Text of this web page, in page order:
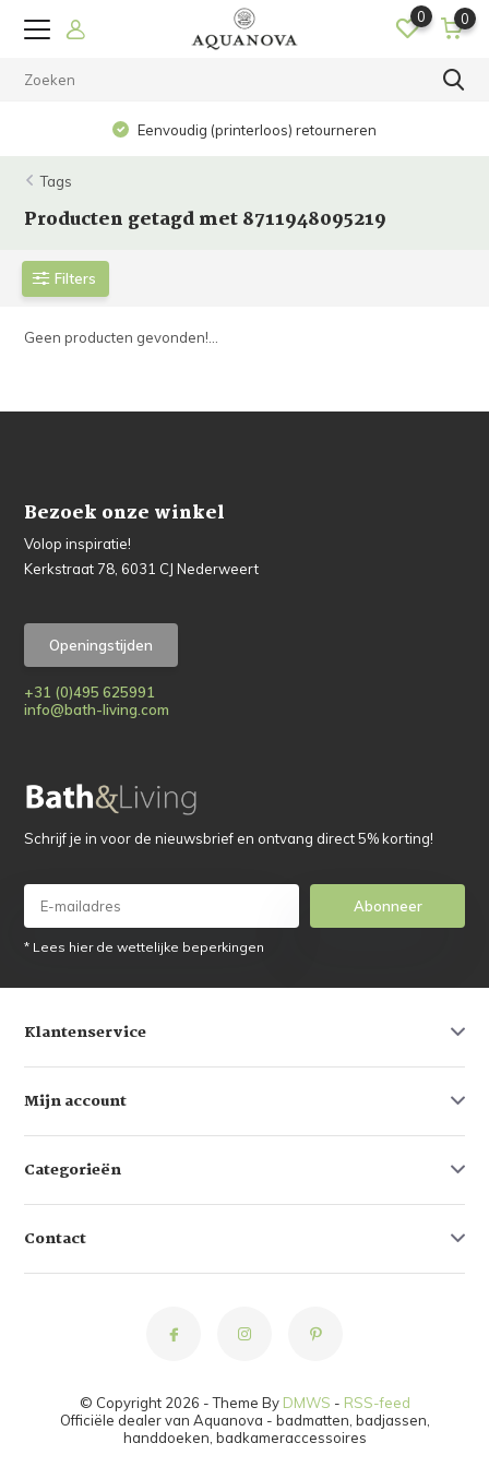
0 0
Eenvoudig (printerloos) retourneren
Tags
Producten getagd met 8711948095219
Filters
Geen producten gevonden!...
Bezoek onze winkel
Volop inspiratie!
Kerkstraat 78, 6031 CJ Nederweert
Openingstijden
+31 (0)495 625991
info@bath-living.com
Schrijf je in voor de nieuwsbrief en ontvang direct 5% korting!
Abonneer
* Lees hier de wettelijke beperkingen
Klantenservice
Mijn account
Categorieën
Contact
© Copyright 2026 - Theme By DMWS - RSS-feed
Officiële dealer van Aquanova - badmatten, badjassen,
handdoeken, badkameraccessoires